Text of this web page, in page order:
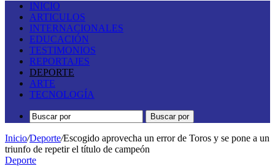
INICIO
ARTICULOS
INTERNACIONALES
EDUCACIÓN
TESTIMONIOS
REPORTAJES
DEPORTE
ARTE
TECNOLOGÍA
Buscar por
Inicio/Deporte/Escogido aprovecha un error de Toros y se pone a un
triunfo de repetir el título de campeón
Deporte